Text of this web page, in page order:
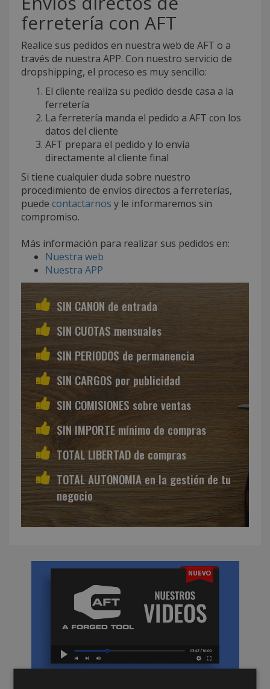
ferretería con AFT
Realice sus pedidos en nuestra web de AFT o a
través de nuestra APP. Con nuestro servicio de
dropshipping, el proceso es muy sencillo:
El cliente realiza su pedido desde casa a la
ferretería
La ferretería manda el pedido a AFT con los
datos del cliente
AFT prepara el pedido y lo envía
directamente al cliente final
Si tiene cualquier duda sobre nuestro
procedimiento de envíos directos a ferreterías,
puede contactarnos y le informaremos sin
compromiso.
Más información para realizar sus pedidos en:
Nuestra web
Nuestra APP
SIN CANON de entrada
SIN CUOTAS mensuales
SIN PERIODOS de permanencia
SIN CARGOS por publicidad
SIN COMISIONES sobre ventas
SIN IMPORTE mínimo de compras
TOTAL LIBERTAD de compras
TOTAL AUTONOMIA en la gestión de tu
negocio